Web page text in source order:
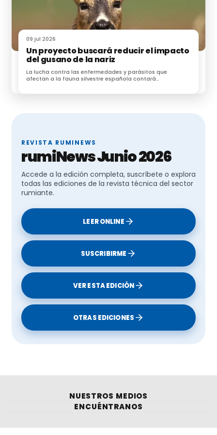
movimiento de ovejas y cabras, lo que implicaría la
suspensión de sacrificios, entregas de leche y carne,
entre otras paralizaciones.
Impacto esperado si no se controla el
brote
queso) y el sacrificio para carne, generando cuellos
de botella en la cadena de suministro.
Aumento de precios
Con menos animales disponibles y restricciones al
podrían subir, lo que se sumaría a la presión sobre
los consumidores en tiempos de crisis del coste de
vida.
Pérdidas económicas para explotaciones
Ganaderos comoGiorgos TasioulisyVagelis
han perdido granjas completas; uno de
ellos sacrificó 900 ovejas tras invertir millones para
modernizar su explotación.
Riesgo para exportaciones
El feta es un producto clave de exportación para
regulaciones sanitarias más estrictas, podrían
internacionales.
09 jul 2026
Un proyecto buscará reducir el impacto
del gusano de la nariz
La lucha contra las enfermedades y parásitos que
afectan a la fauna silvestre española contará
REVISTA RUMINEWS
rumiNews Junio 2026
Accede a la edición completa, suscríbete o explora
todas las ediciones de la revista técnica del sector
rumiante.
LEER ONLINE
SUSCRIBIRME
VER ESTA EDICIÓN
OTRAS EDICIONES
NUESTROS MEDIOS
ENCUÉNTRANOS